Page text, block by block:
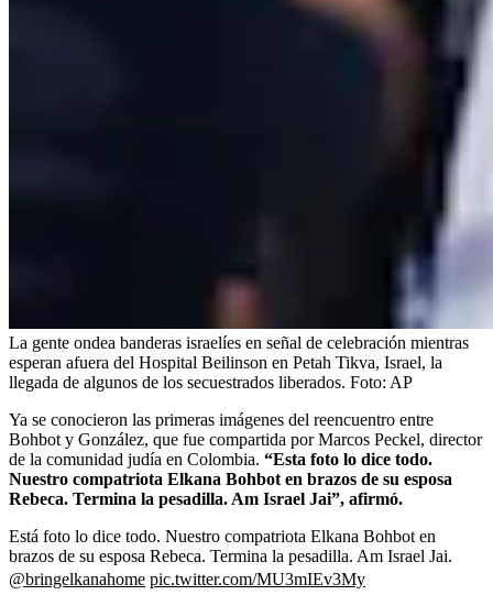
La gente ondea banderas israelíes en señal de celebración mientras
esperan afuera del Hospital Beilinson en Petah Tikva, Israel, la
llegada de algunos de los secuestrados liberados. Foto: AP
Ya se conocieron las primeras imágenes del reencuentro entre
Bohbot y González, que fue compartida por Marcos Peckel, director
de la comunidad judía en Colombia. “Esta foto lo dice todo.
Nuestro compatriota Elkana Bohbot en brazos de su esposa
Rebeca. Termina la pesadilla. Am Israel Jai”, afirmó.
Está foto lo dice todo. Nuestro compatriota Elkana Bohbot en
brazos de su esposa Rebeca. Termina la pesadilla. Am Israel Jai.
@bringelkanahome pic.twitter.com/MU3mIEv3My